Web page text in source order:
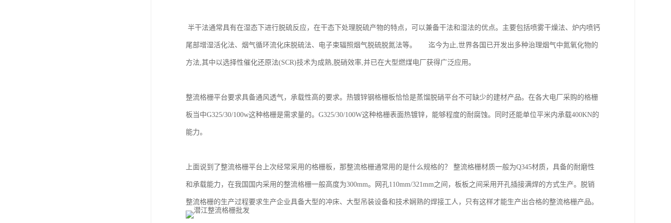
半干法通常具有在湿态下进行脱硫反应，在干态下处理脱硫产物的特点，可以兼备干法和湿法的优点。主要包括喷雾干燥法、炉内喷钙
尾部增湿活化法、烟气循环流化床脱硫法、电子束辐照烟气脱硫脱氮法等。 迄今为止,世界各国已开发出多种治理烟气中氮氧化物的
方法,其中以选择性催化还原法(SCR)技术为成熟,脱硝效率,并已在大型燃煤电厂获得广泛应用。
整流格栅平台要求具备通风透气，承载性高的要求。热镀锌钢格栅板恰恰是蒸馏脱硝平台不可缺少的建材产品。在各大电厂采购的格栅
板当中G325/30/100w这种格栅是需求量的。G325/30/100W这种格栅表面热镀锌，能够程度的耐腐蚀。同时还能单位平米内承载400KN的
能力。
上面说到了整流格栅平台上次经常采用的格栅板，那整流格栅通常用的是什么规格的？ 整流格栅材质一般为Q345材质，具备的耐磨性
和承载能力，在我国国内采用的整流格栅一般高度为300mm。网孔110mm/321mm之间，板板之间采用开孔插接满焊的方式生产。脱销
整流格栅的生产过程要求生产企业具备大型的冲床、大型吊装设备和技术娴熟的焊接工人，只有这样才能生产出合格的整流格栅产品。